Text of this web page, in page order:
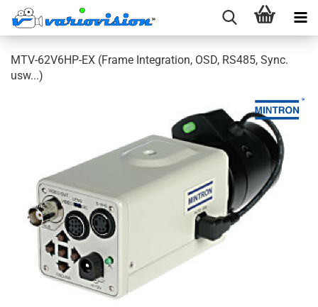
MTV-62V6HP-EX (Frame Integration, OSD, RS485, Sync.
usw...)